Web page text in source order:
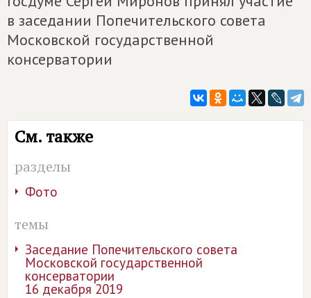
в заседании Попечительского совета
Московской государственной
консерватории
См. также
разделы
Фото
темы
Заседание Попечительского совета
Московской государственной
консерватории
16 декабря 2019